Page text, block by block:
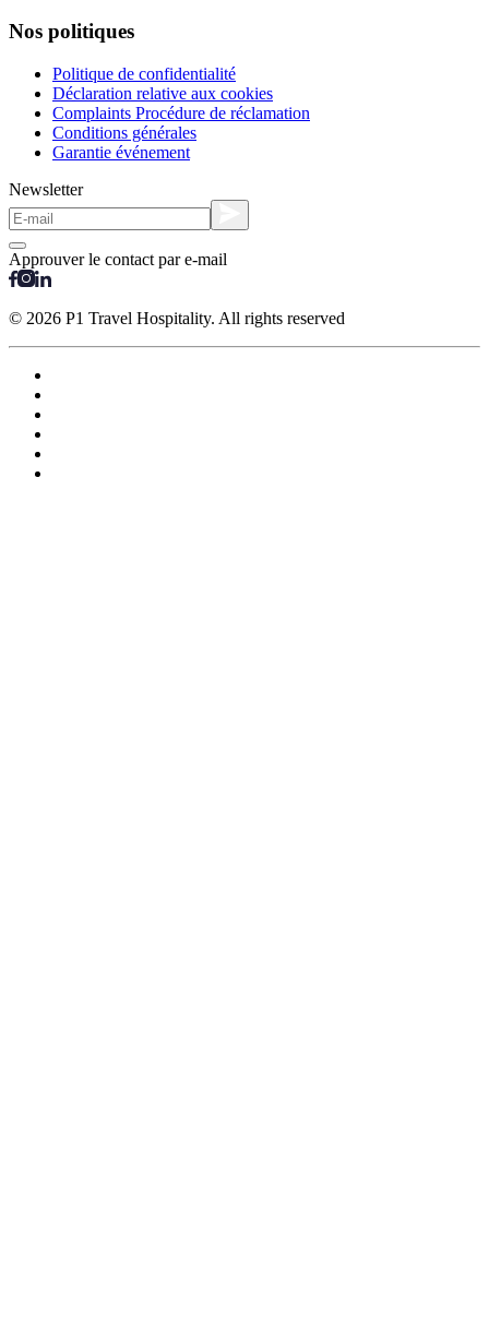
Nos politiques
Politique de confidentialité
Déclaration relative aux cookies
Complaints Procédure de réclamation
Conditions générales
Garantie événement
Newsletter
Approuver le contact par e-mail
© 2026 P1 Travel Hospitality. All rights reserved